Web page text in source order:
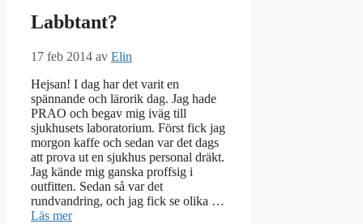
Labbtant?
17 feb 2014 av Elin
Hejsan! I dag har det varit en
spännande och lärorik dag. Jag hade
PRAO och begav mig iväg till
sjukhusets laboratorium. Först fick jag
morgon kaffe och sedan var det dags
att prova ut en sjukhus personal dräkt.
Jag kände mig ganska proffsig i
outfitten. Sedan så var det
rundvandring, och jag fick se olika …
Läs mer